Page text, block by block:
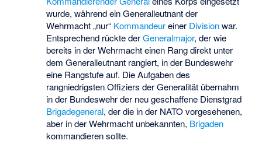
wurde, während ein Generalleutnant der
Wehrmacht „nur“ Kommandeureiner Divisionwar.
Entsprechend rückte derGeneralmajor, der wie
bereits in der Wehrmacht einen Rang direkt unter
dem Generalleutnant rangiert, in der Bundeswehr
eine Rangstufe auf. Die Aufgaben des
rangniedrigsten Offiziers der Generalität übernahm
in der Bundeswehr der neu geschaffene Dienstgrad
Brigadegeneral, der die in der NATO vorgesehenen,
aber in der Wehrmacht unbekannten, Brigaden
kommandieren sollte.